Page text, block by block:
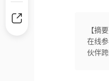
【摘
在线
伙伴跨